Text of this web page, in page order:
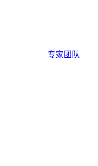
专家团队